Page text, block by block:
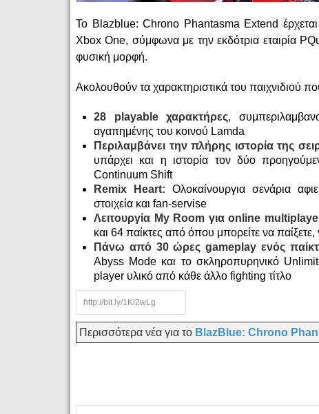
Το Blazblue: Chrono Phantasma Extend
Xbox One, σύμφωνα με την εκδότρια εταιρία
φυσική μορφή.
Ακολουθούν τα χαρακτηριστικά του παιχνιδιού
28 playable χαρακτήρες,
αγαπημένης του κοινού Lamda
Περιλαμβάνει την πλήρης ιστορία της
υπάρχει και η ιστορία τον δύο
Continuum Shift
Remix Heart: Ολοκαίνουργια σενάρια
στοιχεία και fan-servise
Λειτουργία My Room για online
και 64 παίκτες από όπου μπορείτε να
Πάνω από 30 ώρες gameplay ενός
Abyss Mode και το σκληροπυρηνικό
player υλικό από κάθε άλλο fighting τίτλο
Περισσότερα νέα για το BlazBlue: Chrono